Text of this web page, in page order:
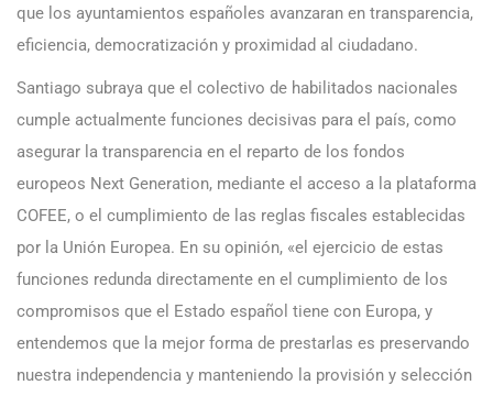
que los ayuntamientos españoles avanzaran en transparencia,
eficiencia, democratización y proximidad al ciudadano.
Santiago subraya que el colectivo de habilitados nacionales
cumple actualmente funciones decisivas para el país, como
asegurar la transparencia en el reparto de los fondos
europeos Next Generation, mediante el acceso a la plataforma
COFEE, o el cumplimiento de las reglas fiscales establecidas
por la Unión Europea. En su opinión, «el ejercicio de estas
funciones redunda directamente en el cumplimiento de los
compromisos que el Estado español tiene con Europa, y
entendemos que la mejor forma de prestarlas es preservando
nuestra independencia y manteniendo la provisión y selección